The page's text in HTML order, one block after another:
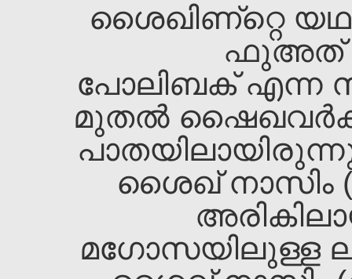
ശൈഖ‌ിണ്റ്റെ
ഫുഅത്‌
പോലിബക്‌ എന്ന
മുതല്‍
ശൈഖ‌്‌ നാസിം
മഗോസയിലുള്ള